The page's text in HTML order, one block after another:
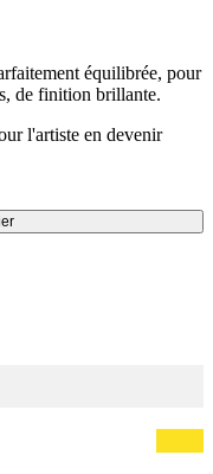
équilibrée, pour
de finition brillante.
l'artiste en devenir